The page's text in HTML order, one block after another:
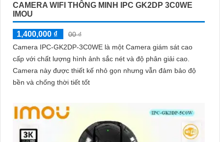
CAMERA WIFI THÔNG MINH IPC GK2DP 3C0WE
IMOU
1,400,000 ₫
00 ₫
Camera IPC-GK2DP-3C0WE là một Camera giám sát cao
cấp với chất lượng hình ảnh sắc nét và độ phân giải cao.
Camera này được thiết kế nhỏ gọn nhưng vẫn đảm bảo độ
bền và chống thời tiết tốt